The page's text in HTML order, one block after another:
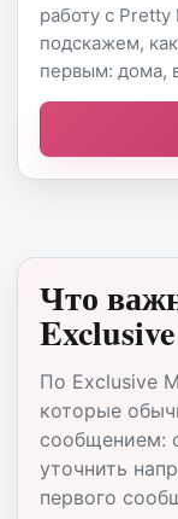
работу с Pretty
подскажем,
первым: дома,
Что
По Exclusive
которые
сообщением:
уточнить
первого